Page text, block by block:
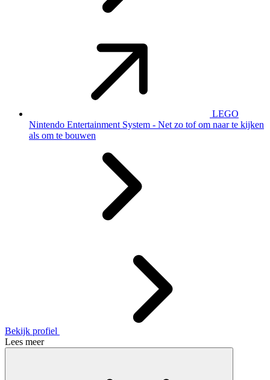
LEGO
Nintendo Entertainment System - Net zo tof om naar te kijken
als om te bouwen
Bekijk profiel
Lees meer